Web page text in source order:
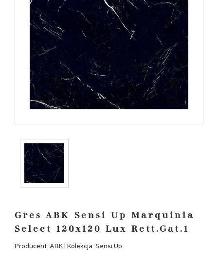
Gres ABK Sensi Up Marquinia
Select 120x120 Lux Rett.Gat.1
Producent: ABK | Kolekcja: Sensi Up